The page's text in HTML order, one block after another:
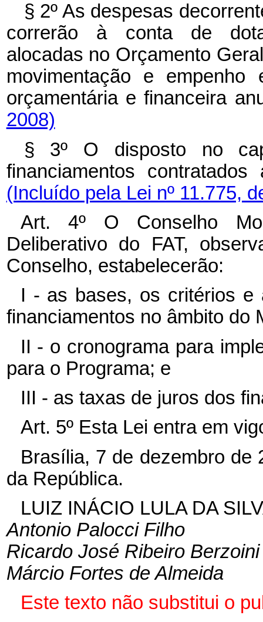
§ 2º As despesas
correrão à conta de
alocadas no Orçamento
movimentação e
orçamentária e financeira
2008)
§ 3º O disposto no
financiamentos
(Incluído pela Lei nº 11.775,
Art. 4º O Conselho
Deliberativo do FAT,
Conselho, estabelecerão:
I - as bases, os critérios e
financiamentos no âmbito do
II - o cronograma para
para o Programa; e
III - as taxas de juros dos
Art. 5º Esta Lei entra em
Brasília, 7 de dezembro de
da República.
LUIZ INÁCIO LULA DA
Antonio Palocci Filho
Ricardo José Ribeiro Berzoini
Márcio Fortes de Almeida
Este texto não substitui o